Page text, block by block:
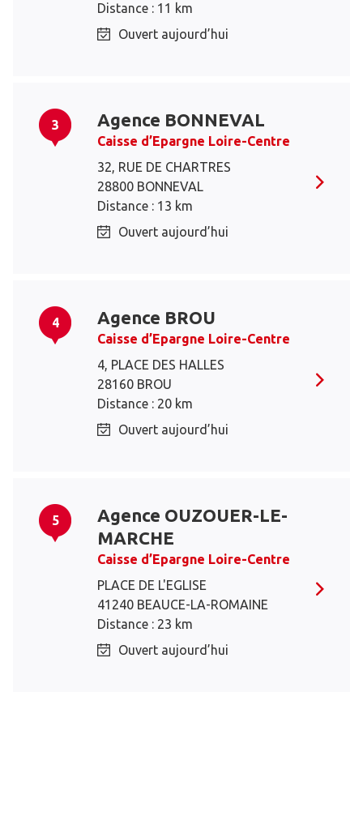
Distance : 11 km
Ouvert aujourd’hui
3 Agence BONNEVAL
Caisse d’Epargne Loire-Centre
32, RUE DE CHARTRES
28800 BONNEVAL
Distance : 13 km
Ouvert aujourd’hui
4 Agence BROU
Caisse d’Epargne Loire-Centre
4, PLACE DES HALLES
28160 BROU
Distance : 20 km
Ouvert aujourd’hui
5
Agence OUZOUER-LE-
MARCHE
Caisse d’Epargne Loire-Centre
PLACE DE L'EGLISE
41240 BEAUCE-LA-ROMAINE
Distance : 23 km
Ouvert aujourd’hui